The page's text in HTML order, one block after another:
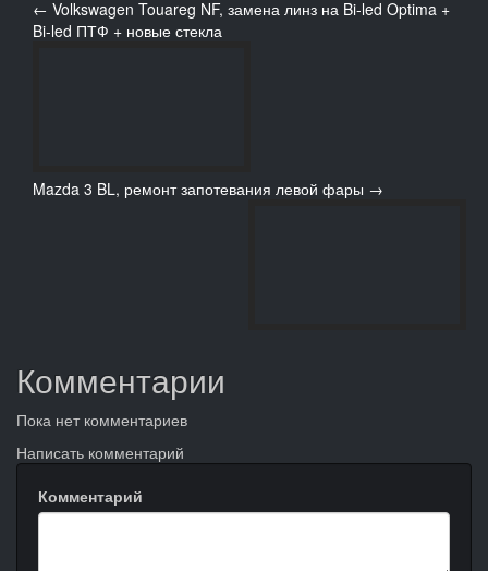
← Volkswagen Touareg NF, замена линз на Bi-led Optima +
Bi-led ПТФ + новые стекла
Mazda 3 BL, ремонт запотевания левой фары →
Комментарии
Пока нет комментариев
Написать комментарий
Комментарий